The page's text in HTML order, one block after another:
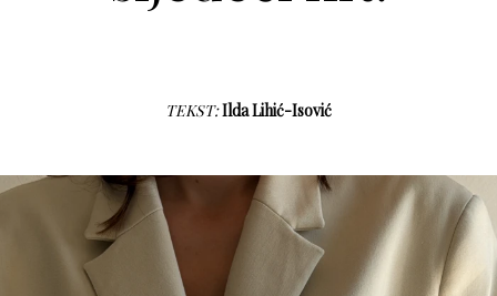
TEKST:Ilda Lihić-Isović